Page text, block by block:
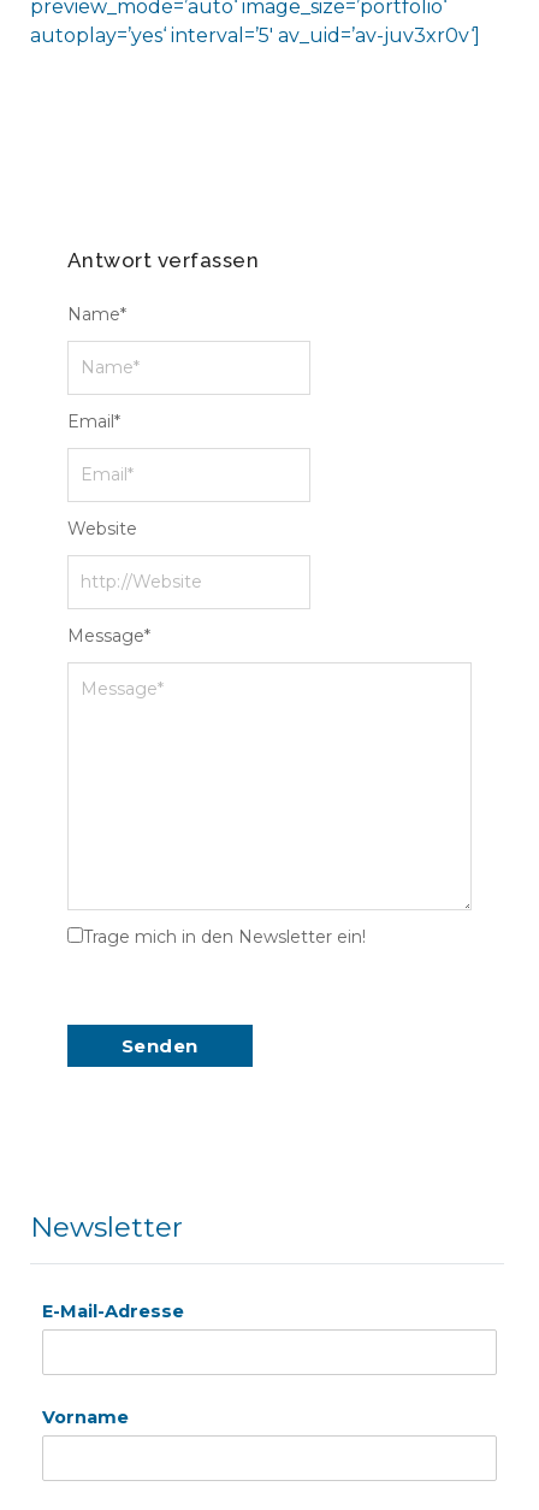
preview_mode=’auto‘ image_size=’portfolio‘
autoplay=’yes‘ interval=’5′ av_uid=’av-juv3xr0v‘]
Antwort verfassen
Message*
Name*
Email*
Website
Trage mich in den Newsletter ein!
Newsletter
E-Mail-Adresse
Vorname